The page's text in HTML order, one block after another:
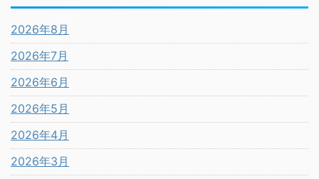
2026年8月
2026年7月
2026年6月
2026年5月
2026年4月
2026年3月